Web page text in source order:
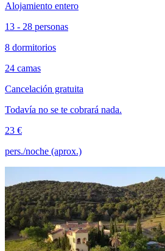
Alojamiento entero
13 - 28 personas
8 dormitorios
24 camas
Cancelación gratuita
Todavía no se te cobrará nada.
23 €
pers./noche (aprox.)